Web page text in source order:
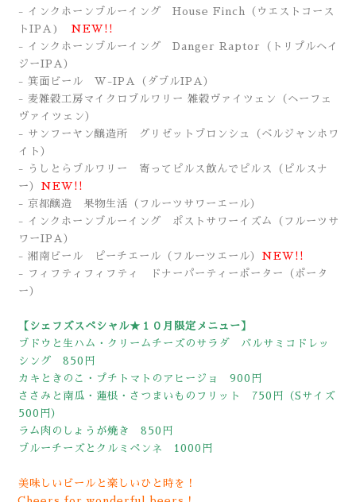
- インクホーンブルーイング House Finch
（ウエストコース
トIPA ) NEW!!
- インクホーンブルーイング Danger Raptor（トリプルヘイ
ジーIPA）
- 箕面ビール W-IPA（ダブルIPA）
- 麦雑穀工房マイクロブルワリー 雑穀ヴァイツェン（ヘーフェ
ヴァイツェン）
- サンフーヤン醸造所 グリゼットブロンシュ（ベルジャンホワ
イト）
- うしとらブルワリー 寄ってピルス飲んでピルス
（ピルスナ
ー） NEW!!
- 京都醸造 果物生活（フルーツサワーエール）
- インクホーンブルーイング ポストサワーイズム（フルーツサ
ワーIPA）
- 湘南ビール ピーチエール（フルーツエール） NEW!!
- フィフティフィフティ ドナーパーティーポーター（ポータ
ー）
【シェフズスペシャル★１０月限定メニュー】
ブドウと生ハム・クリームチーズのサラダ バルサミコドレッ
シング 850円
カキときのこ・プチトマトのアヒージョ 900円
ささみと南瓜・蓮根・さつまいものフリット 750円（Sサイズ
500円）
ラム肉のしょうが焼き 850円
ブルーチーズとクルミペンネ 1000円
美味しいビールと楽しいひと時を！